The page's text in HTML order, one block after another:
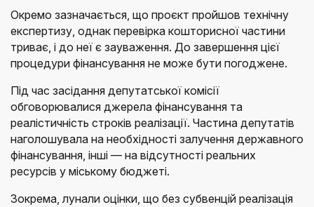
Окремо зазначається, що проєкт пройшов технічну
експертизу, однак перевірка кошторисної частини
триває, і до неї є зауваження. До завершення цієї
процедури фінансування не може бути погоджене.
Під час засідання депутатської комісії
обговорювалися джерела фінансування та
реалістичність строків реалізації. Частина депутатів
наголошувала на необхідності залучення державного
фінансування, інші — на відсутності реальних
ресурсів у міському бюджеті.
Зокрема, лунали оцінки, що без субвенцій реалізація